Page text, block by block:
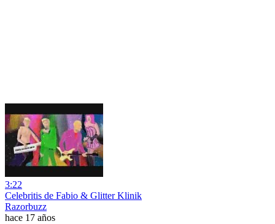
3:22
Celebritis de Fabio & Glitter Klinik
Razorbuzz
hace 17 años